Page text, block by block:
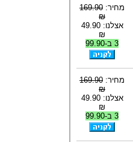
מחיר: 169.90
₪
אצלנו: 49.90
₪
3 ב-99.90
מחיר: 169.90
₪
אצלנו: 49.90
₪
3 ב-99.90